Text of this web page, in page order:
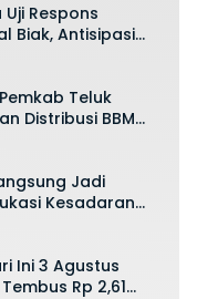
Respons
Biak, Antisipasi
BBM
Teluk
Distribusi BBM
Jadi
Kesadaran
Ini 3 Agustus
Rp 2,61